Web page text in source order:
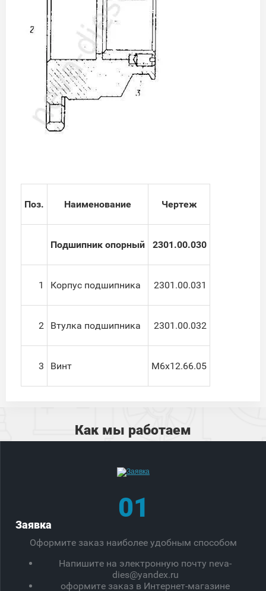
Поз. Наименование Чертеж
Подшипник опорный 2301.00.030
1 Корпус подшипника 2301.00.031
2 Втулка подшипника 2301.00.032
3 Винт М6х12.66.05
Как мы работаем
01
Заявка
Оформите заказ наиболее удобным способом
Напишите на электронную почту neva-
dies@yandex.ru
оформите заказ в Интернет-магазине